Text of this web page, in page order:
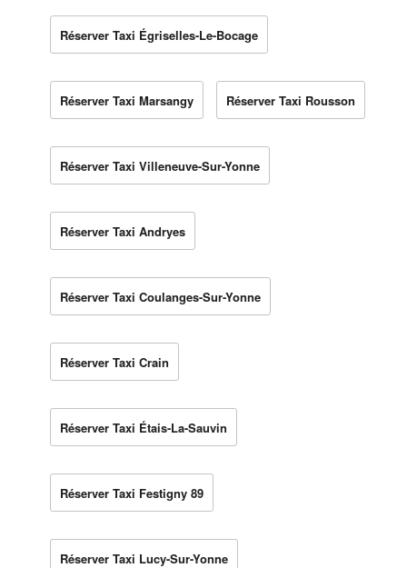
Réserver Taxi Égriselles-Le-Bocage
Réserver Taxi Marsangy Réserver Taxi Rousson
Réserver Taxi Villeneuve-Sur-Yonne
Réserver Taxi Andryes
Réserver Taxi Coulanges-Sur-Yonne
Réserver Taxi Crain
Réserver Taxi Étais-La-Sauvin
Réserver Taxi Festigny 89
Réserver Taxi Lucy-Sur-Yonne